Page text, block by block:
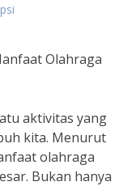
Olahraga
aktivitas yang
kita. Menurut
olahraga
Bukan hanya